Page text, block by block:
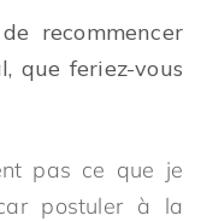
recommencer
que feriez-vous
pas ce que je
postuler à la